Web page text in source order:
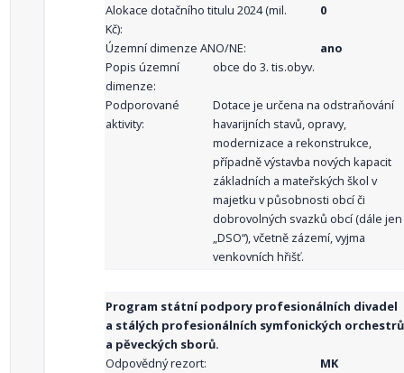
Alokace dotačního titulu 2024 (mil.
Kč):
0
Územní dimenze ANO/NE:
ano
Popis územní
dimenze:
obce do 3. tis.obyv.
Podporované
aktivity:
Dotace je určena na odstraňování
havarijních stavů, opravy,
modernizace a rekonstrukce,
případně výstavba nových kapacit
základních a mateřských škol v
majetku v působnosti obcí či
dobrovolných svazků obcí (dále jen
„DSO“), včetně zázemí, vyjma
venkovních hřišť.
Program státní podpory profesionálních divadel
a stálých profesionálních symfonických orchestrů
a pěveckých sborů.
Odpovědný rezort:
MK